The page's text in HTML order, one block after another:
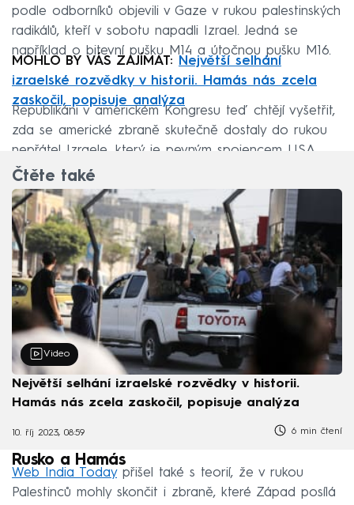
podle odborníků objevili v Gaze v rukou palestinských
radikálů, kteří v sobotu napadli Izrael. Jedná se
například o bitevní pušku M14 a útočnou pušku M16.
MOHLO BY VÁS ZAJÍMAT:
Největší selhání
izraelské rozvědky v historii. Hamás nás zcela
zaskočil, popisuje analýza
Republikáni v americkém Kongresu teď chtějí vyšetřit,
zda se americké zbraně skutečně dostaly do rukou
nepřátel Izraele, který je pevným spojencem USA.
Čtěte také
Video
Největší selhání izraelské rozvědky v historii.
Hamás nás zcela zaskočil, popisuje analýza
10. říj 2023, 08:59 6 min čtení
Rusko a Hamás
Web India Todaypřišel také s teorií, že v rukou
Palestinců mohly skončit i zbraně, které Západ posílá